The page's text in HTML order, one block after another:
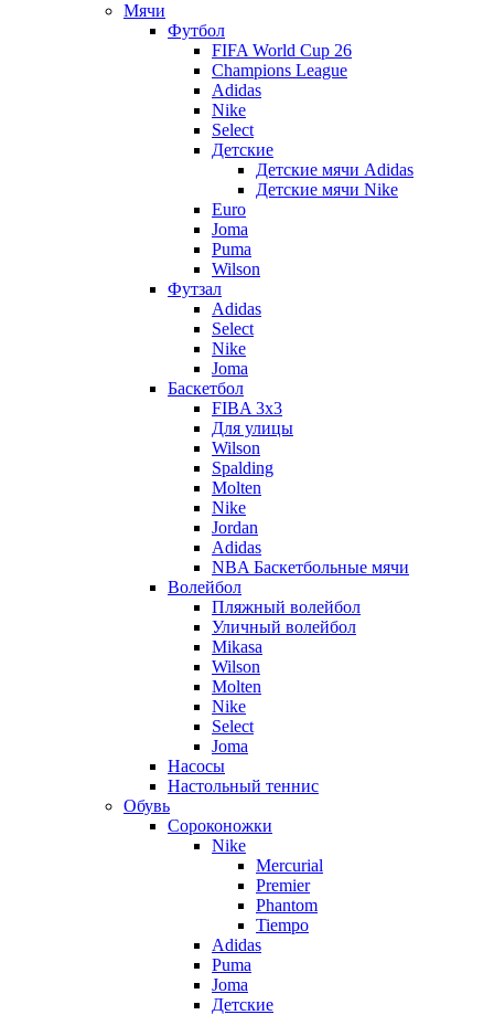
Мячи
Футбол
FIFA World Cup 26
Champions League
Adidas
Nike
Select
Детские
Детские мячи Adidas
Детские мячи Nike
Euro
Joma
Puma
Wilson
Футзал
Adidas
Select
Nike
Joma
Баскетбол
FIBA 3x3
Для улицы
Wilson
Spalding
Molten
Nike
Jordan
Adidas
NBA Баскетбольные мячи
Волейбол
Пляжный волейбол
Уличный волейбол
Mikasa
Wilson
Molten
Nike
Select
Joma
Насосы
Настольный теннис
Обувь
Сороконожки
Nike
Mercurial
Premier
Phantom
Tiempo
Adidas
Puma
Joma
Детские